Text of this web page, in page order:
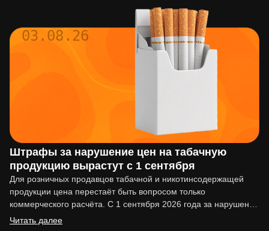
03.08.26
Штрафы за нарушение цен на табачную
продукцию вырастут с 1 сентября
Для розничных продавцов табачной и никотинсодержащей
продукции цена перестаёт быть вопросом только
коммерческого расчёта. С 1 сентября 2026 года за нарушение
ценовых ограничений начнут…
Читать далее